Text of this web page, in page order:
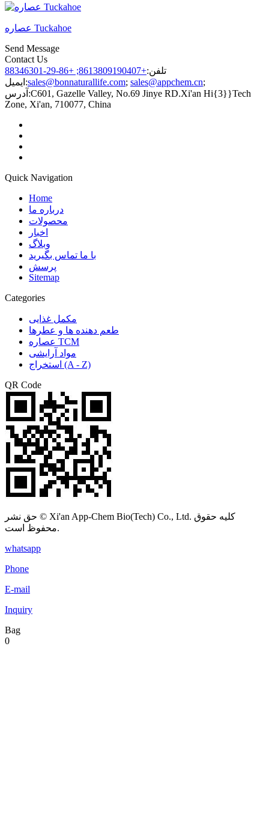
عصاره Tuckahoe
Send Message
Contact Us
تلفن:+8613809190407; +86-29-88346301
ایمیل:sales@bonnaturallife.com; sales@appchem.cn;
آدرس:C601, Gazelle Valley, No.69 Jinye RD.Xi'an Hi{3}}Tech
Zone, Xi'an, 710077, China
Quick Navigation
Home
درباره ما
محصولات
اخبار
وبلاگ
با ما تماس بگیرید
پرسش
Sitemap
Categories
مکمل غذایی
طعم دهنده ها و عطرها
عصاره TCM
مواد آرایشی
استخراج (A - Z)
QR Code
حق نشر © Xi'an App-Chem Bio(Tech) Co., Ltd. کلیه حقوق
محفوظ است.
whatsapp
Phone
E-mail
Inquiry
Bag
0